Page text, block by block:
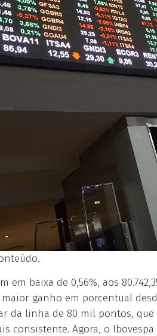
em baixa de 0,56%, aos
ganho em porcentual
da linha de 80 mil pontos,
consistente. Agora, o